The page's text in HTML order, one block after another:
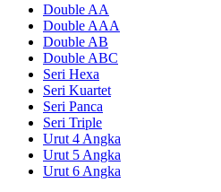
Double AA
Double AAA
Double AB
Double ABC
Seri Hexa
Seri Kuartet
Seri Panca
Seri Triple
Urut 4 Angka
Urut 5 Angka
Urut 6 Angka